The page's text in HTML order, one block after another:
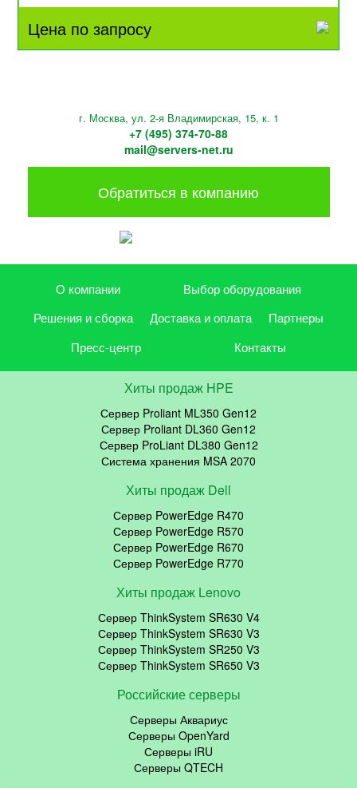
Цена по запросу
г. Москва, ул. 2-я Владимирская, 15, к. 1
+7 (495) 374-70-88
mail@servers-net.ru
Обратиться в компанию
О компании
Выбор оборудования
Решения и сборка
Доставка и оплата
Партнеры
Пресс-центр
Контакты
Хиты продаж HPE
Сервер Proliant ML350 Gen12
Сервер Proliant DL360 Gen12
Сервер ProLiant DL380 Gen12
Система хранения MSA 2070
Хиты продаж Dell
Сервер PowerEdge R470
Сервер PowerEdge R570
Сервер PowerEdge R670
Сервер PowerEdge R770
Хиты продаж Lenovo
Сервер ThinkSystem SR630 V4
Сервер ThinkSystem SR630 V3
Сервер ThinkSystem SR250 V3
Сервер ThinkSystem SR650 V3
Российские серверы
Серверы Аквариус
Серверы OpenYard
Серверы iRU
Серверы QTECH